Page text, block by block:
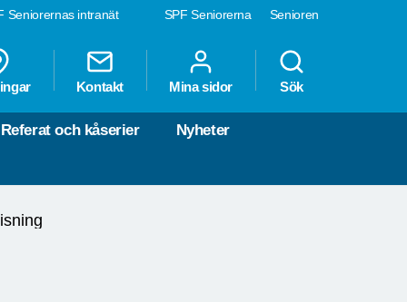
SPF Seniorerna Senioren
Seniorernas intranät
Kontakt Mina sidor Sök
Referat och kåserier Nyheter